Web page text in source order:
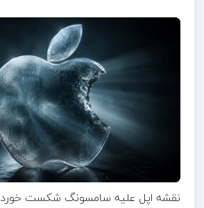
نقشه اپل علیه سامسونگ شکست خورد